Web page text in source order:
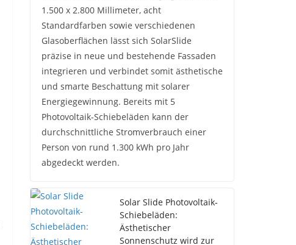
1.500 x 2.800 Millimeter, acht
Standardfarben sowie verschiedenen
Glasoberflächen lässt sich SolarSlide
präzise in neue und bestehende Fassaden
integrieren und verbindet somit ästhetische
und smarte Beschattung mit solarer
Energiegewinnung. Bereits mit 5
Photovoltaik-Schiebeläden kann der
durchschnittliche Stromverbrauch einer
Person von rund 1.300 kWh pro Jahr
abgedeckt werden.
Solar Slide Photovoltaik-
Schiebeläden:
Ästhetischer
Sonnenschutz wird zur